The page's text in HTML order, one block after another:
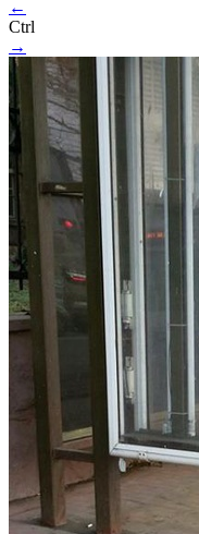
←
Ctrl
→